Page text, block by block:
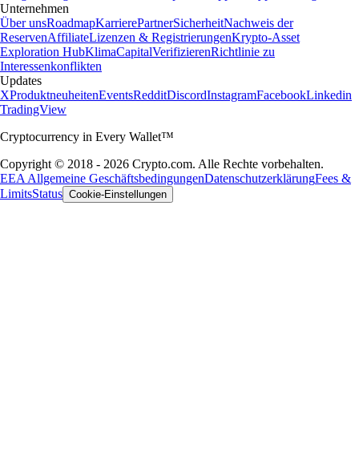
Unternehmen
Über unsRoadmapKarrierePartnerSicherheitNachweis der
ReservenAffiliateLizenzen & RegistrierungenKrypto-Asset
Exploration HubKlimaCapitalVerifizierenRichtlinie zu
Interessenkonflikten
Updates
XProduktneuheitenEventsRedditDiscordInstagramFacebookLinkedin
TradingView
Cryptocurrency in Every Wallet™
Copyright © 2018 - 2026 Crypto.com. Alle Rechte vorbehalten.
EEA Allgemeine GeschäftsbedingungenDatenschutzerklärungFees &
LimitsStatus Cookie-Einstellungen